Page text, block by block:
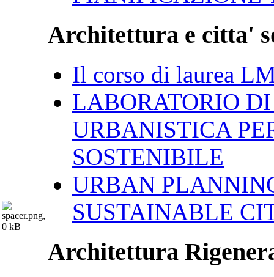
Architettura e citta'
Il corso di laurea
LABORATORIO
URBANISTICA
SOSTENIBILE
URBAN
SUSTAINABLE
Architettura